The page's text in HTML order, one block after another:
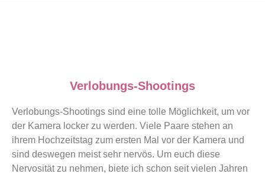
Verlobungs-Shootings
Verlobungs-Shootings sind eine tolle Möglichkeit, um vor
der Kamera locker zu werden. Viele Paare stehen an
ihrem Hochzeitstag zum ersten Mal vor der Kamera und
sind deswegen meist sehr nervös. Um euch diese
Nervosität zu nehmen, biete ich schon seit vielen Jahren